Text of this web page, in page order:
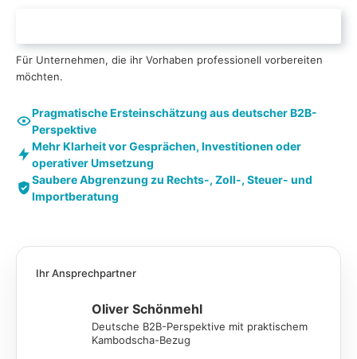
Für Unternehmen, die ihr Vorhaben professionell vorbereiten
möchten.
Pragmatische Ersteinschätzung aus deutscher B2B-
Perspektive
Mehr Klarheit vor Gesprächen, Investitionen oder
operativer Umsetzung
Saubere Abgrenzung zu Rechts-, Zoll-, Steuer- und
Importberatung
Ihr Ansprechpartner
Oliver Schönmehl
Deutsche B2B-Perspektive mit praktischem
Kambodscha-Bezug